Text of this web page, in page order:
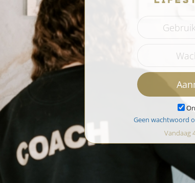
Geen wachtwoord
Vandaag